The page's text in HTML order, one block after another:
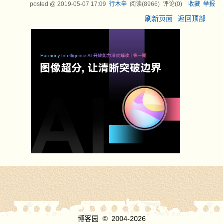
posted @ 2019-05-07 17:09 行木辛阅读(8966) 评论(0) 收藏 举报
刷新页面 返回顶部
博客园 © 2004-2026